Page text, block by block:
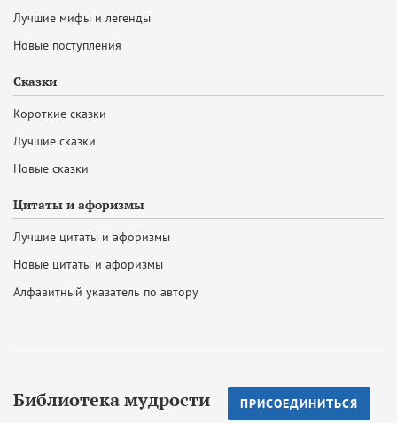
Лучшие мифы и легенды
Новые поступления
Сказки
Короткие сказки
Лучшие сказки
Новые сказки
Цитаты и афоризмы
Лучшие цитаты и афоризмы
Новые цитаты и афоризмы
Алфавитный указатель по автору
Библиотека мудрости ПРИСОЕДИНИТЬСЯ